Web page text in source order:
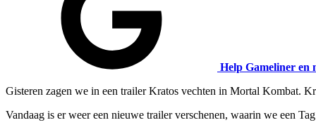
Help Gameliner en
Gisteren zagen we in een trailer Kratos vechten in Mortal Kombat.
Vandaag is er weer een nieuwe trailer verschenen, waarin we een